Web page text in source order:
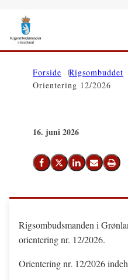
Gå til forsiden
Forside Rigsombuddet
Orientering 12/2026
16. juni 2026
Del på Facebook
Del på X (Twitter)
Del på LinkedIn
Send email
Print
Rigsombudsmanden i
orientering nr. 12/2026.
Orientering nr. 12/2026